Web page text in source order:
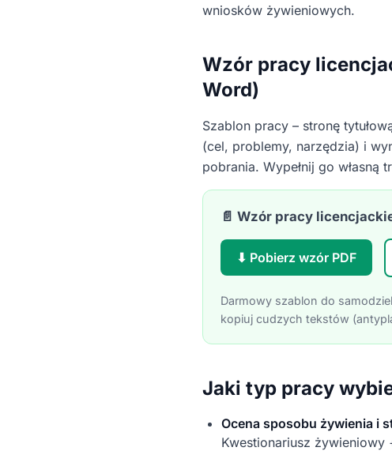
wniosków żywieniowych.
Wzór pracy
Word)
Szablon pracy – stronę
(cel, problemy, narzędzia) i
pobrania. Wypełnij go własną
📄 Wzór pracy
⬇ Pobierz wzór PDF
Darmowy szablon do
kopiuj cudzych tekstów
Jaki typ pracy
Ocena sposobu żywienia i
Kwestionariusz